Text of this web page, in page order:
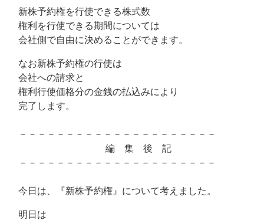
新株予約権を行使できる株式数
権利を行使できる期間については
会社側で自由に決めることができます。
なお新株予約権の行使は
会社への請求と
権利行使価格分の金銭の払込みにより
完了します。
－－－－－－－－－－－－－－－－－－－－－
編 集 後 記
－－－－－－－－－－－－－－－－－－－－－
今日は、『新株予約権』について考えました。
明日は